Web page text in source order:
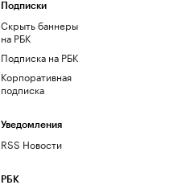
Подписки
Скрыть баннеры
на РБК
Подписка на РБК
Корпоративная
подписка
Уведомления
RSS Новости
РБК